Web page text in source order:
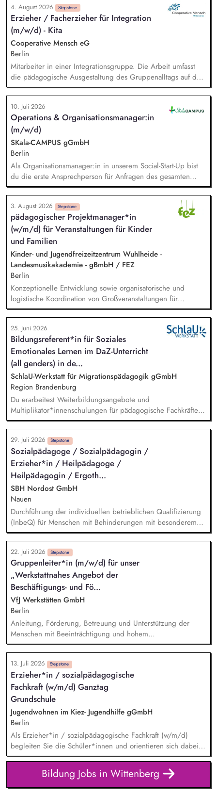
lebenspraktischer Fähigkeiten, Planung und Durchführung
von Freizeitaktivitäten und Gruppenangeboten, Motivation zur
aktiven Teilnahme an kulturellen, sportlichen und kreativen
Angeboten (auch extern), Förderung sozialer Kompetenzen
durch gruppendynamische Erlebnisse, Unterstützung bei der
Vernetzung in Sozialräumen.
4. August 2026 Stepstone
Erzieher / Facherzieher für Integration
(m/w/d) - Kita
Cooperative Mensch eG
Berlin
Mitarbeiter in einer Integrationsgruppe. Die Arbeit umfasst
die pädagogische Ausgestaltung des Gruppenalltags auf der
Grundlage des Berliner Bildungsprogramms. Das Team
besteht aus Erzieherinnen, die eng mit den therapeutischen
Mitarbeiterinnen des benachbarten Sozialpädiatrischen
Zentrums zusammen arbeiten. Aufgaben der Versorgung und
Organisation. Zusammenarbeit mit den Mitarbeiterinnen des
SPZ.
10. Juli 2026
Operations & Organisationsmanager:in
(m/w/d)
SKala-CAMPUS gGmbH
Berlin
Als Organisationsmanager:in in unserem Social-Start-Up bist
du die erste Ansprechperson für Anfragen des gesamten
Teams. Du unterstützt mit durchdachten Prozessen, passenden
Tools und individueller Beratung. Dabei schaust du über den
Tellerrand, erkennst Bedarfe frühzeitig und findest
pragmatische Lösungen, bevor aus kleinen Reibungen große
Hürden werden. Du gestaltest und entwickelst Prozesse
kreativ weiter und stellst sicher, dass sie im Alltag umgesetzt
werden und Wirkung entfalten.
3. August 2026 Stepstone
pädagogischer Projektmanager*in
(w/m/d) für Veranstaltungen für Kinder
und Familien
Kinder- und Jugendfreizeitzentrum Wuhlheide -
Landesmusikakademie - gBmbH / FEZ
Berlin
Konzeptionelle Entwicklung sowie organisatorische und
logistische Koordination von Großveranstaltungen für
Familien mit Kindern Mitarbeit bei der strategischen und
inhaltlichen Weiterentwicklung der Veranstaltungsreihen und
Einzelangebote, auch in internen Kooperationen z.B. mit dem
Team Ferien oder dem Bereich Bildungsangebote für Schulen
oder der Astrid-Lindgren Bühne Partner*innengewinnung und
-betreuung aus dem Bereich der außerschulischen Bildung,
aber auch aus Kultur, Sport, Wissenschaft oder anderen
gesellschaftlich relevanten Bereichen Entwicklung und
Umsetzung von neuen pädagogischen Angeboten für Kinder
und deren Familien
25. Juni 2026
Bildungsreferent*in für Soziales
Emotionales Lernen im DaZ-Unterricht
(all genders) in de...
SchlaU-Werkstatt für Migrationspädagogik gGmbH
Region Brandenburg
Du erarbeitest Weiterbildungsangebote und
Multiplikator*innenschulungen für pädagogische Fachkräfte,
insbesondere zu Resilienzförderung und sozialem und
emotionalem Lernen für Deutsch-als-Zweitsprache-Lernende.
Du planst und leitest (online) Weiterbildungen und
Beratungen für pädagogische Fachkräfte. Du intensivierst und
erweiterst unsere Zusammenarbeit mit Schulen, kommunalen
Stellen und anderen Akteur*innen pädagogischer Arbeit in
Brandenburg.
29. Juli 2026 Stepstone
Sozialpädagoge / Sozialpädagogin /
Erzieher*in / Heilpädagoge /
Heilpädagogin / Ergoth...
SBH Nordost GmbH
Nauen
Durchführung der individuellen betrieblichen Qualifizierung
(InbeQ) für Menschen mit Behinderungen mit besonderem
Unterstützungsbedarf (§ 55 Abs. 2 SGB IX) im Rahmen der
Unterstützten Beschäftigung nach § 55 SGB IX, Vermittlung
von Schlüsselqualifikationen und von berufsübergreifenden
Lerninhalten sowie die Weiterentwicklung der Persönlichkeit,
Bewerbungsmanagement, Akquise von Ausbildungs- bzw.
Arbeitsplätzen, administrative Tätigkeiten, Kontakt zu den
Auftraggebern
22. Juli 2026 Stepstone
Gruppenleiter*in (m/w/d) für unser
„Werkstattnahes Angebot der
Beschäftigungs- und Fö...
VfJ Werkstätten GmbH
Berlin
Anleitung, Förderung, Betreuung und Unterstützung der
Menschen mit Beeinträchtigung und hohem
Unterstützungsbedarf – in Gruppen und individuell
Dialogische Entwicklung individueller Förderpläne
Unterstützende Begleitung von individuellen
Entwicklungsschritten und Gruppenprozessen Pflegerische
Assistenz entsprechend des Bedarfs Dokumentation der
Betreuungstätigkeiten und der Entwicklung der
Teilnehmer*innen
13. Juli 2026 Stepstone
Erzieher*in / sozialpädagogische
Fachkraft (w/m/d) Ganztag
Grundschule
Jugendwohnen im Kiez- Jugendhilfe gGmbH
Berlin
Als Erzieher*in / sozialpädagogische Fachkraft (w/m/d)
begleiten Sie die Schüler*innen und orientieren sich dabei
an einem mit der Schule abgestimmten, integrierten
Betreuungskonzept. Sie betreuen die Hausaufgaben. Sie
fördern das soziale Lernen in Schulklassen und gestalten den
Gruppenalltag. Sie leiten Freizeitangebote und Projekte an.
Bildung Jobs in Wittenberg